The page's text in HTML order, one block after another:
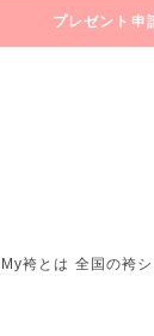
プレゼント申
My袴とは 全国の袴